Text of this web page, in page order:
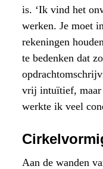
is. ‘Ik vind het
werken. Je moet
rekeningen
te bedenken dat
vrij intuïtief,
werkte ik veel
Aan de wanden